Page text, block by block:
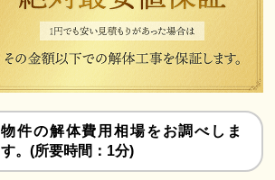
物件の解体費用相場をお調べしま
す。(所要時間：1分)